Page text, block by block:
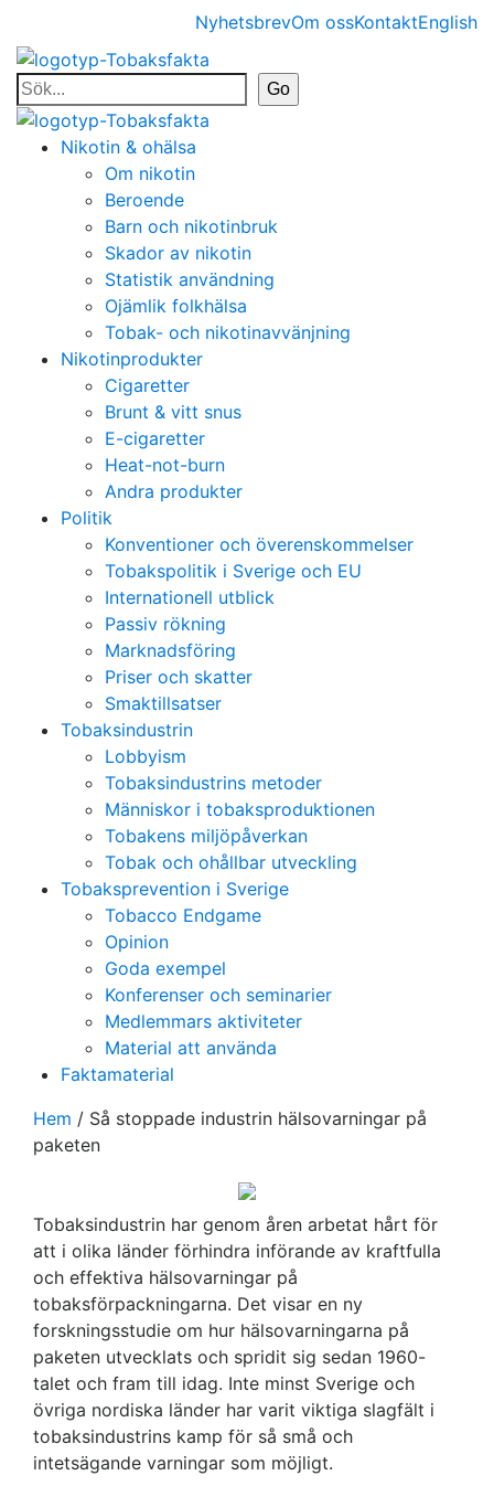
NyhetsbrevOm ossKontaktEnglish
Nikotin & ohälsa
Om nikotin
Beroende
Barn och nikotinbruk
Skador av nikotin
Statistik användning
Ojämlik folkhälsa
Tobak- och nikotinavvänjning
Nikotinprodukter
Cigaretter
Brunt & vitt snus
E-cigaretter
Heat-not-burn
Andra produkter
Politik
Konventioner och överenskommelser
Tobakspolitik i Sverige och EU
Internationell utblick
Passiv rökning
Marknadsföring
Priser och skatter
Smaktillsatser
Tobaksindustrin
Lobbyism
Tobaksindustrins metoder
Människor i tobaksproduktionen
Tobakens miljöpåverkan
Tobak och ohållbar utveckling
Tobaksprevention i Sverige
Tobacco Endgame
Opinion
Goda exempel
Konferenser och seminarier
Medlemmars aktiviteter
Material att använda
Faktamaterial
Hem / Så stoppade industrin hälsovarningar på
paketen
Tobaksindustrin har genom åren arbetat hårt för
att i olika länder förhindra införande av kraftfulla
och effektiva hälsovarningar på
tobaksförpackningarna. Det visar en ny
forskningsstudie om hur hälsovarningarna på
paketen utvecklats och spridit sig sedan 1960-
talet och fram till idag. Inte minst Sverige och
övriga nordiska länder har varit viktiga slagfält i
tobaksindustrins kamp för så små och
intetsägande varningar som möjligt.